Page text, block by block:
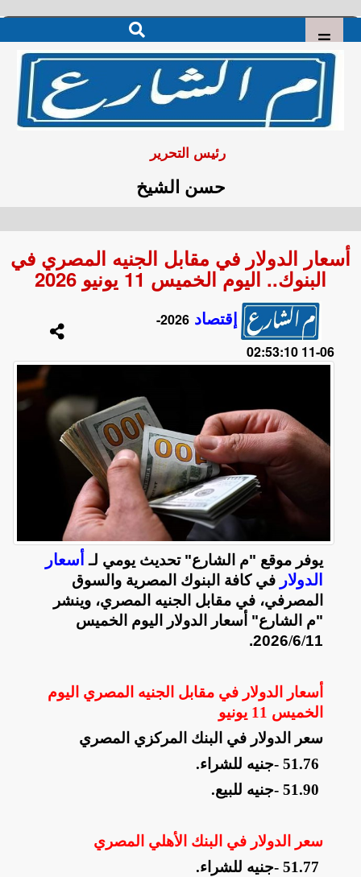
رئيس التحرير
حسن الشيخ
أسعار الدولار في مقابل الجنيه المصري في
البنوك.. اليوم الخميس 11 يونيو 2026
إقتصاد
2026-
06-11 02:53:10
يوفر موقع "م الشارع" تحديث يومي لـ أسعار
الدولار في كافة البنوك المصرية والسوق
المصرفي، في مقابل الجنيه المصري، وينشر
"م الشارع" أسعار الدولار اليوم الخميس
11
/
6
/
2026.
أسعار الدولار في مقابل الجنيه المصري اليوم
الخميس 11 يونيو
سعر الدولار في البنك المركزي المصري
- 51.76جنيه للشراء.
- 51.90جنيه للبيع.
سعر الدولار في البنك الأهلي المصري
- 51.77جنيه للشراء.